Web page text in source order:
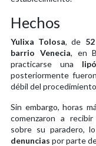
Hechos
Yulixa Tolosa, de
barrio Venecia, en
practicarse una
posteriormente
débil del
Sin embargo, horas
comenzaron a recibir
sobre su paradero,
denuncias por parte